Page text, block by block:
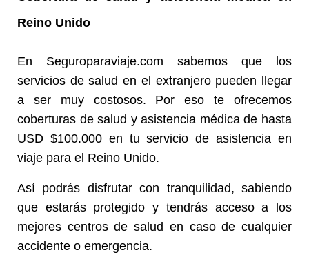
Reino Unido
En Seguroparaviaje.com sabemos que los
servicios de salud en el extranjero pueden llegar
a ser muy costosos. Por eso te ofrecemos
coberturas de salud y asistencia médica de hasta
USD $100.000 en tu servicio de asistencia en
viaje para el Reino Unido.
Así podrás disfrutar con tranquilidad, sabiendo
que estarás protegido y tendrás acceso a los
mejores centros de salud en caso de cualquier
accidente o emergencia.